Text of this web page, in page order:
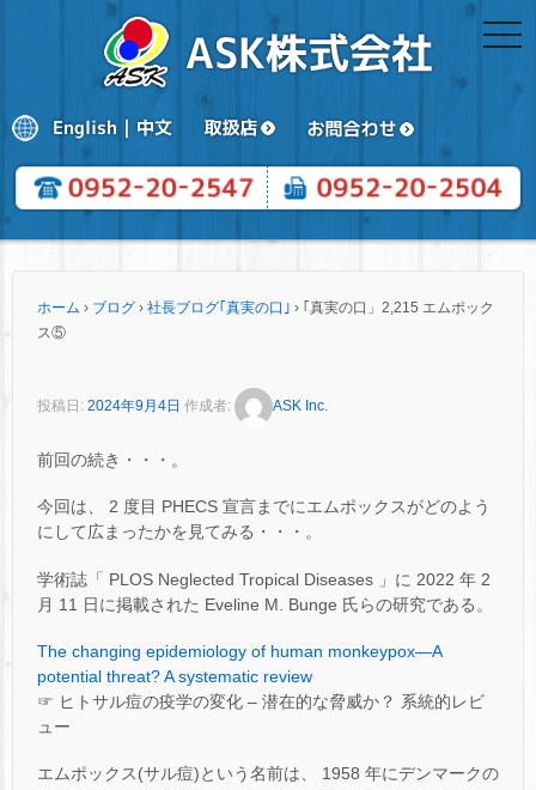
ホーム › ブログ › 社長ブログ｢真実の口｣ › ｢真実の口」2,215 エムポック
ス⑤
投稿日: 2024年9月4日 作成者: ASK Inc.
前回の続き・・・。
今回は、 2 度目 PHECS 宣言までにエムポックスがどのよう
にして広まったかを見てみる・・・。
学術誌「 PLOS Neglected Tropical Diseases 」に 2022 年 2
月 11 日に掲載された Eveline M. Bunge 氏らの研究である。
The changing epidemiology of human monkeypox—A
potential threat? A systematic review
☞ ヒトサル痘の疫学の変化 – 潜在的な脅威か？ 系統的レビ
ュー
エムポックス(サル痘)という名前は、 1958 年にデンマークの